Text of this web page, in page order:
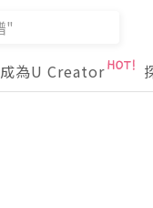
成為U Creator